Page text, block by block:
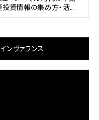
投資情報の集め方・活...
ンヴァランス